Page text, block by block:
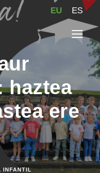
EU ES
haztea
ere
INFANTIL